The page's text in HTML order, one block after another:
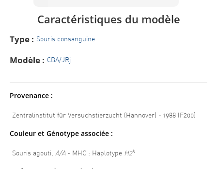
Caractéristiques du modèle
Type : Souris consanguine
Modèle : CBA/JRj
Provenance :
Zentralinstitut für Versuchstierzucht (Hannover) - 1988 (F200)
Couleur et Génotype associée :
Souris agouti, A/A - MHC : Haplotype H2k